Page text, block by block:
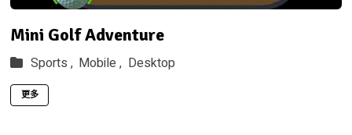
Mini Golf Adventure
Sports , Mobile , Desktop
更多